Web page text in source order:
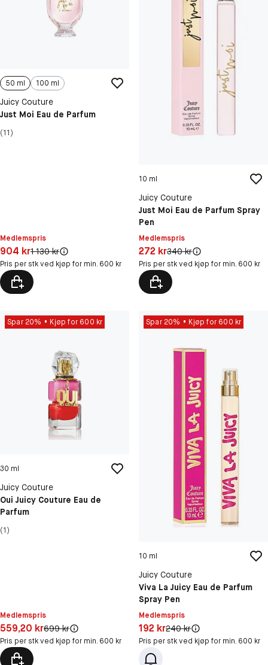
50 ml 100 ml
Juicy Couture
Just Moi Eau de Parfum
(11)
Medlemspris
Pris: 904 kr
904 krOriginal pris:
1 130 kr
Pris per stk ved kjøp for min. 600 kr
10 ml
Juicy Couture
Just Moi Eau de Parfum Spray
Pen
Medlemspris
Pris: 272 kr
272 krOriginal pris:
340 kr
Pris per stk ved kjøp for min. 600 kr
Spar 20% Kjøp for 600 kr
30 ml
Juicy Couture
Oui Juicy Couture Eau de
Parfum
(1)
Medlemspris
Pris: 559,20 kr
559,20 krOriginal pris:
699 kr
Pris per stk ved kjøp for min. 600 kr
Spar 20% Kjøp for 600 kr
10 ml
Juicy Couture
Viva La Juicy Eau de Parfum
Spray Pen
Medlemspris
Pris: 192 kr
192 krOriginal pris:
240 kr
Pris per stk ved kjøp for min. 600 kr